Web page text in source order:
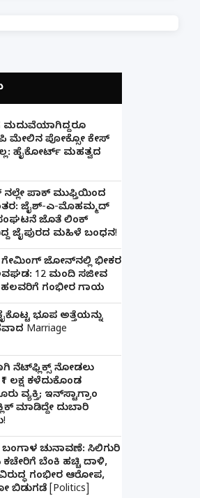
ಮದುವೆಯಾಗಿದ್ದರೂ
ಮೇಲಿನ ಪೋಕ್ಸೋ ಕೇಸ್
ಹೈಕೋರ್ಟ್ ಮಹತ್ವದ
ಪಾಕ್ ಮುಫ್ತಿಯಿಂದ
ಜೈಶ್-ಎ-ಮೊಹಮ್ಮದ್
ಜೊತೆ ಲಿಂಕ್
ಜೈಪುರದ ಮಹಿಳೆ ಬಂಧನ!
ಗೇಮಿಂಗ್ ಜೋನ್‌ನಲ್ಲಿ ಭೀಕರ
12 ಮಂದಿ ಸಜೀವ
ಗಂಭೀರ ಗಾಯ
ಭೂಪ ಅತ್ತೆಯನ್ನು
Marriage
ನೆಟ್‌ಫ್ಲಿಕ್ಸ್ ನೋಡಲು
ಲಕ್ಷ ಕಳೆದುಕೊಂಡ
ವ್ಯಕ್ತಿ; ಇನ್‌ಸ್ಟಾಗ್ರಾಂ
ಮಾಡಿದ್ದೇ ದುಬಾರಿ
ಚುನಾವಣೆ: ಸಿಲಿಗುರಿ
ಬೆಂಕಿ ಹಚ್ಚಿ ದಾಳಿ,
ಗಂಭೀರ ಆರೋಪ,
[Politics]